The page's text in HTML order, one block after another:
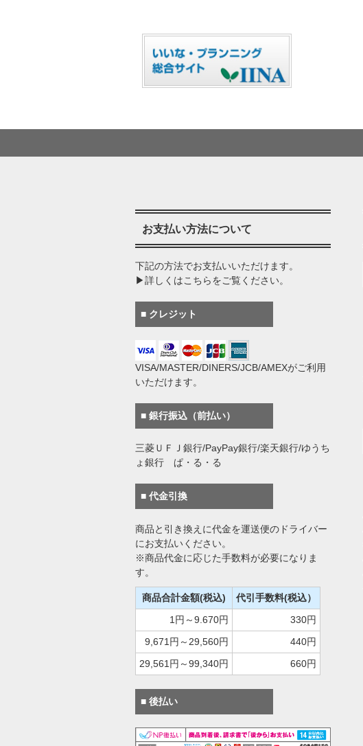
お支払い方法について
下記の方法でお支払いいただけます。
▶詳しくはこちらをご覧ください。
■ クレジット
VISA/MASTER/DINERS/JCB/AMEXがご利用
いただけます。
■ 銀行振込（前払い）
三菱ＵＦＪ銀行/PayPay銀行/楽天銀行/ゆうち
ょ銀行 ぱ・る・る
■ 代金引換
商品と引き換えに代金を運送便のドライバー
にお支払いください。
※商品代金に応じた手数料が必要になりま
す。
商品合計金額(税込)
代引手数料(税込）
1円～9.670円
330円
9,671円～29,560円
440円
29,561円～99,340円
660円
■ 後払い